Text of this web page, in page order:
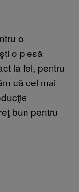
o
o piesă
la fel, pentru
că cel mai
bun pentru